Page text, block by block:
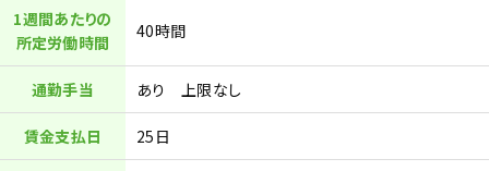
1週間あたりの
所定労働時間
40時間
通勤手当 あり 上限なし
賃金支払日 25日